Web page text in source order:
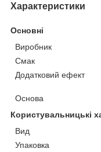
Характеристики
Основні
Виробник
Смак
Додатковий ефект
Основа
Користувальницькі
Вид
Упаковка